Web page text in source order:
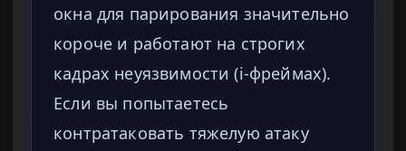
окна для парирования значительно
короче и работают на строгих
кадрах неуязвимости (i-фреймах).
Если вы попытаетесь
контратаковать тяжелую атаку